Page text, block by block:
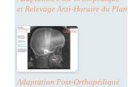
et Relevage Anti-Horaire du
Adaptation Post-Orthopédique